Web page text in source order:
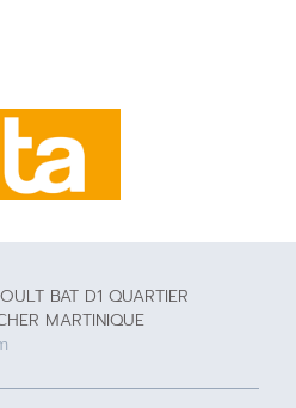
BAT D1 QUARTIER
MARTINIQUE